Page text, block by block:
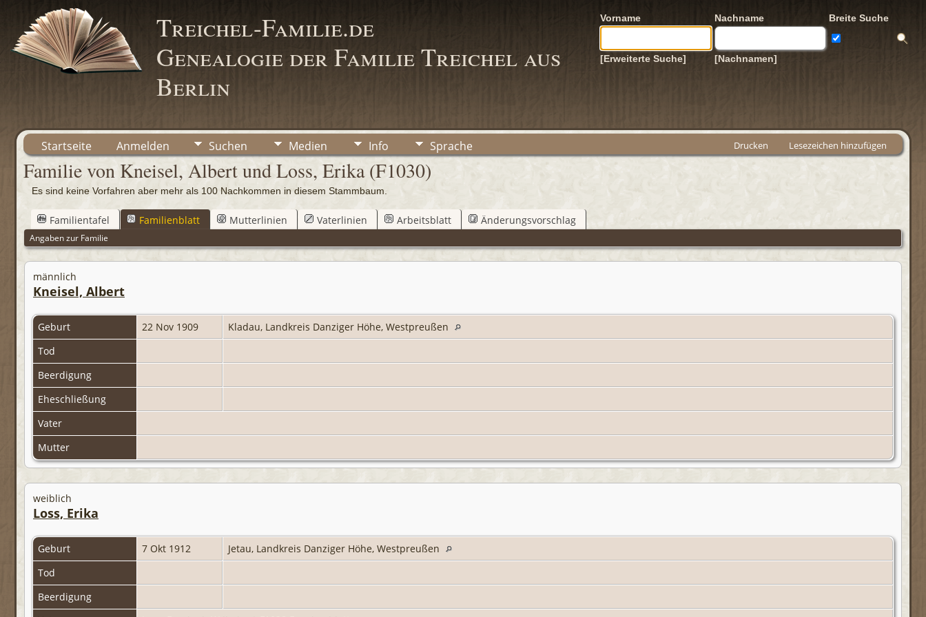
Treichel-Familie.de
Genealogie der Familie Treichel aus
Berlin
Vorname Nachname Breite Suche
[Erweiterte Suche] [Nachnamen]
Startseite Anmelden Suchen Medien Info Sprache Drucken Lesezeichen hinzufügen
Familie von Kneisel, Albert und Loss, Erika (F1030)
Es sind keine Vorfahren aber mehr als 100 Nachkommen in diesem Stammbaum.
Familientafel Familienblatt Mutterlinien Vaterlinien Arbeitsblatt Änderungsvorschlag
Angaben zur Familie
männlich
Kneisel, Albert
Geburt 22 Nov 1909
Kladau, Landkreis Danziger Höhe, Westpreußen
Tod
Beerdigung
Eheschließung
Vater
Mutter
weiblich
Loss, Erika
Geburt 7 Okt 1912
Jetau, Landkreis Danziger Höhe, Westpreußen
Tod
Beerdigung